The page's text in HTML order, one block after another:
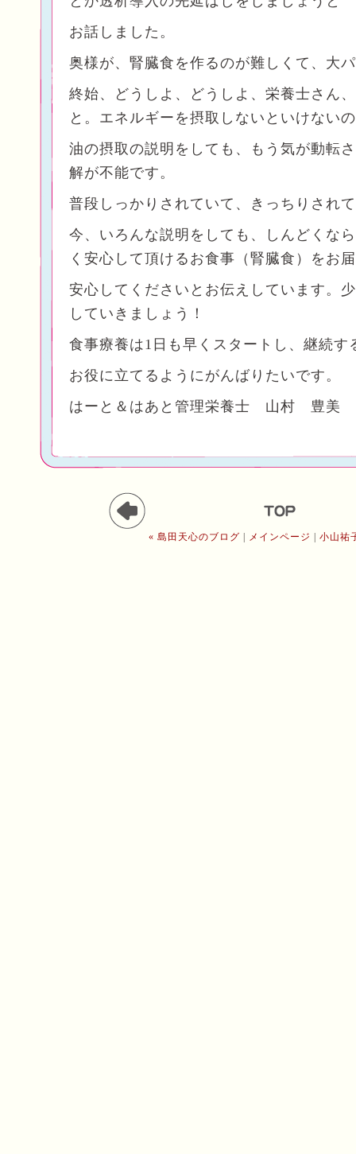
お話しました。
奥様が、腎臓食を作るのが難しくて、大
終始、どうしよ、どうしよ、栄養士さん
と。エネルギーを摂取しないといけない
油の摂取の説明をしても、もう気が動転
解が不能です。
普段しっかりされていて、きっちりされ
今、いろんな説明をしても、しんどくな
く安心して頂けるお食事（腎臓食）をお
安心してくださいとお伝えしています。
していきましょう！
食事療養は1日も早くスタートし、継続す
お役に立てるようにがんばりたいです。
はーと＆はあと管理栄養士 山村 豊美
« 島田天心のブログ メインページ 小山祐